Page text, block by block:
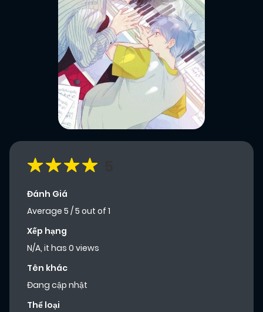
Đánh Giá
Average 5 /5 out of 1
Xếp hạng
N/A, it has 0 views
Tên khác
Đang cập nhật
Thể loại